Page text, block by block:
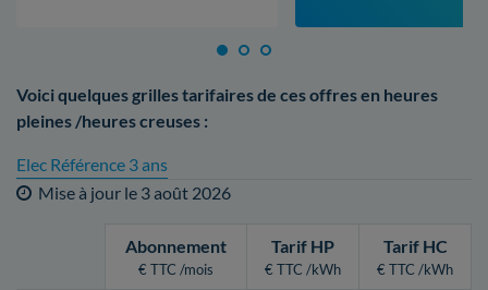
Voici quelques grilles tarifaires de ces offres en heures
pleines /heures creuses :
Elec Référence 3 ans
Mise à jour le 3 août 2026
Abonnement
€ TTC /mois
Tarif HP
€ TTC /kWh
Tarif HC
€ TTC /kWh